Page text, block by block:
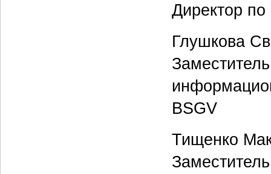
Директор
Глушкова
BSGV
Тищенко